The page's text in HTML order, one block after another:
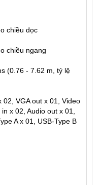
chiều dọc
chiều ngang
(0.76 - 7.62 m, tỷ lệ
02, VGA out x 01, Video
x 02, Audio out x 01,
A x 01, USB-Type B